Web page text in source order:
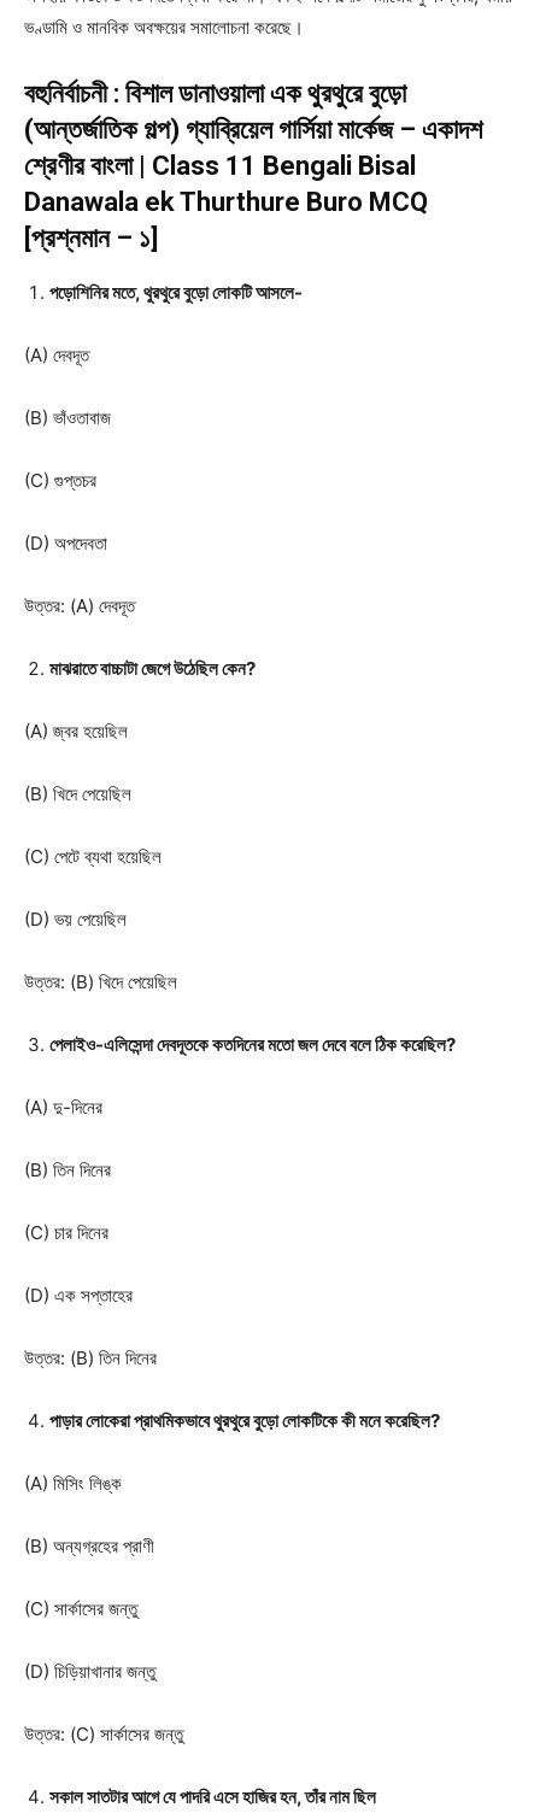
ভণ্ডামি ও মানবিক অবক্ষয়ের সমালোচনা করেছে।
বহুনির্বাচনী : বিশাল ডানাওয়ালা এক থুরথুরে বুড়ো
(আন্তর্জাতিক গল্প) গ্যাব্রিয়েল গার্সিয়া মার্কেজ – একাদশ
শ্রেণীর বাংলা | Class 11 Bengali Bisal
Danawala ek Thurthure Buro MCQ
[প্রশ্নমান – ১]
পড়োশিনির মতে, থুরথুরে বুড়ো লোকটি আসলে-
(A) দেবদূত
(B) ভাঁওতাবাজ
(C) গুপ্তচর
(D) অপদেবতা
উত্তর: (A) দেবদূত
মাঝরাতে বাচ্চাটা জেগে উঠেছিল কেন?
(A) জ্বর হয়েছিল
(B) খিদে পেয়েছিল
(C) পেটে ব্যথা হয়েছিল
(D) ভয় পেয়েছিল
উত্তর: (B) খিদে পেয়েছিল
পেলাইও-এলিসেন্দা দেবদূতকে কতদিনের মতো জল দেবে বলে ঠিক করেছিল?
(A) দু-দিনের
(B) তিন দিনের
(C) চার দিনের
(D) এক সপ্তাহের
উত্তর: (B) তিন দিনের
পাড়ার লোকেরা প্রাথমিকভাবে থুরথুরে বুড়ো লোকটিকে কী মনে করেছিল?
(A) মিসিং লিঙ্ক
(B) অন্যগ্রহের প্রাণী
(C) সার্কাসের জন্তু
(D) চিড়িয়াখানার জন্তু
উত্তর: (C) সার্কাসের জন্তু
সকাল সাতটার আগে যে পাদরি এসে হাজির হন, তাঁর নাম ছিল